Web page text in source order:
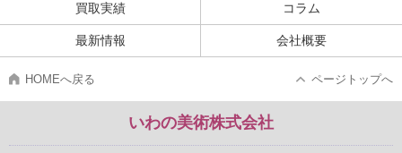
買取実績 コラム
最新情報 会社概要
HOMEへ戻る ページトップへ
いわの美術株式会社